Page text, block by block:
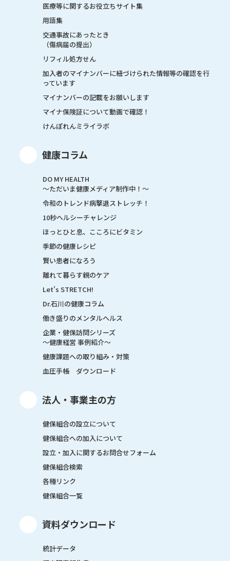
医療等に関するお役立ちサイト集
用語集
交通事故にあったとき
（傷病届の提出）
リフィル処方せん
加入者のマイナンバーに紐づけられた情報等の確認を行
っています
マイナンバーの記載をお願いします
マイナ保険証について動画で確認！
けんぽれんミライラボ
健康コラム
DO MY HEALTH
～ただいま健康メディア制作中！～
令和のトレンド病撃退ストレッチ！
10秒ヘルシーチャレンジ
ほっとひと息、こころにビタミン
季節の健康レシピ
賢い患者になろう
離れて暮らす親のケア
Let's STRETCH!
Dr.石川の健康コラム
働き盛りのメンタルヘルス
企業・健保訪問シリーズ
～健康経営 事例紹介～
健康課題への取り組み・対策
血圧手帳 ダウンロード
法人・事業主の方
健保組合の設立について
健保組合への加入について
設立・加入に関するお問合せフォーム
健保組合検索
各種リンク
健保組合一覧
資料ダウンロード
統計データ